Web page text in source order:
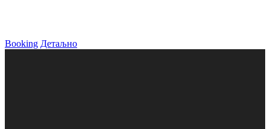
Booking Детаљно